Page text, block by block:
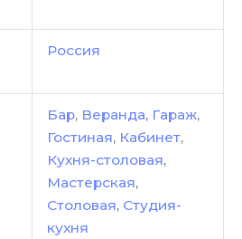
Россия
Бар, Веранда, Гараж,
Гостиная, Кабинет,
Кухня-столовая,
Мастерская,
Столовая, Студия-
кухня